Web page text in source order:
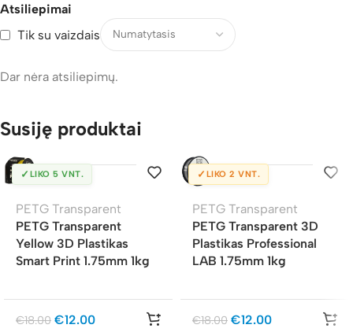
Atsiliepimai
Tik su vaizdais
Dar nėra atsiliepimų.
Susiję produktai
✓ LIKO 5 VNT.
PETG Transparent
PETG Transparent
Yellow 3D Plastikas
Smart Print 1.75mm 1kg
€18.00 €12.00
✓ LIKO 2 VNT.
PETG Transparent
PETG Transparent 3D
Plastikas Professional
LAB 1.75mm 1kg
€18.00 €12.00